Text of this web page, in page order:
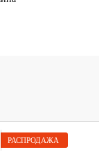
РАСПРОДАЖА